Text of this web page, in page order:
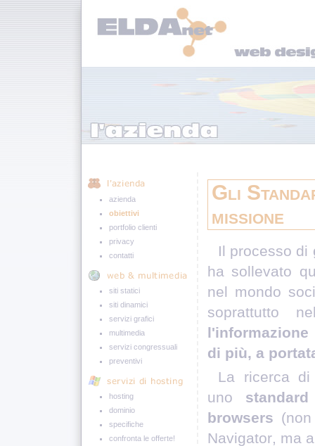
azienda
obiettivi
portfolio clienti
privacy
contatti
siti statici
siti dinamici
servizi grafici
multimedia
servizi congressuali
preventivi
hosting
dominio
specifiche
confronta le offerte!
Gli
missione
Il processo di
ha sollevato
nel mondo
soprattutto
di più, a
La ricerca
uno
browsers
Navigator, ma